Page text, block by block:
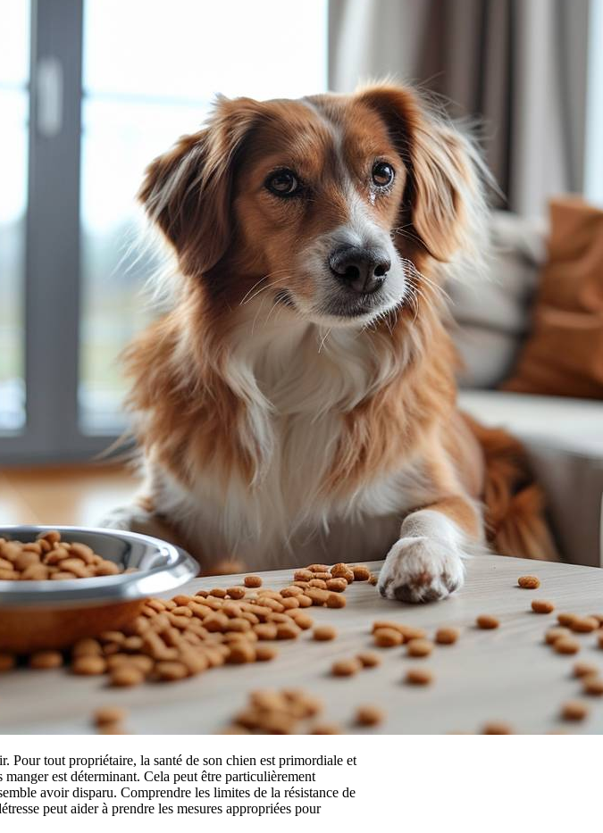
Pour tout propriétaire, la santé de son chien est primordiale et
est déterminant. Cela peut être particulièrement
avoir disparu. Comprendre les limites de la résistance de
peut aider à prendre les mesures appropriées pour